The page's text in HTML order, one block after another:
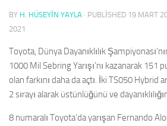
BY H. HÜSEYIN YAYLA · PUBLISHED 19 MART
2021
Toyota, Dünya Dayanıklılık
1000 Mil Sebring Yarışı’nı kazanarak 151
olan farkını daha da açtı. İki TS050 Hybrid
2 sırayı alarak üstünlüğünü ve
8 numaralı Toyota’da yarışan Fernando